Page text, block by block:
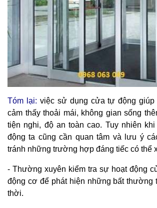
Tóm lại: việc sử dụng cửa tự động
cảm thấy thoải mái, không gian sống
tiện nghi, độ an toàn cao. Tuy nhiên
động ta cũng cần quan tâm và lưu ý
tránh những trường hợp đáng tiếc có thể
- Thường xuyên kiểm tra sự hoạt động
động cơ để phát hiện những bất thường
thời.